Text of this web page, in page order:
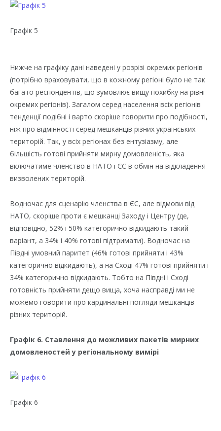
Графік 5
Нижче на графіку дані наведені у розрізі окремих регіонів
(потрібно враховувати, що в кожному регіоні було не так
багато респондентів, що зумовлює вищу похибку на рівні
окремих регіонів). Загалом серед населення всіх регіонів
тенденції подібні і варто скоріше говорити про подібності,
ніж про відмінності серед мешканців різних українських
територій. Так, у всіх регіонах без ентузіазму, але
більшість готові прийняти мирну домовленість, яка
включатиме членство в НАТО і ЄС в обмін на відкладення
визволених територій.
Водночас для сценарію членства в ЄС, але відмови від
НАТО, скоріше проти є мешканці Заходу і Центру (де,
відповідно, 52% і 50% категорично відкидають такий
варіант, а 34% і 40% готові підтримати). Водночас на
Півдні умовний паритет (46% готові прийняти і 43%
категорично відкидають), а на Сході 47% готові прийняти і
34% категорично відкидають. Тобто на Півдні і Сході
готовність прийняти дещо вища, хоча насправді ми не
можемо говорити про кардинальні погляди мешканців
різних територій.
Графік 6. Ставлення до можливих пакетів мирних
домовленостей у регіональному вимірі
Графік 6